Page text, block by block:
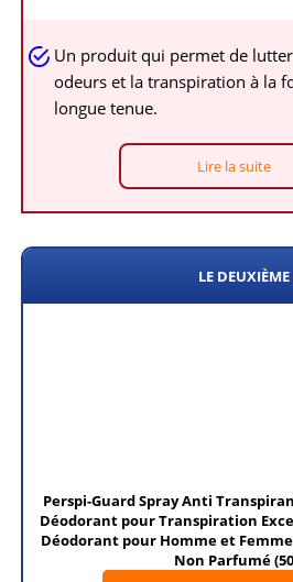
Un produit qui permet de
odeurs et la transpiration à la
longue tenue.
Lire la suite
LE
Perspi-Guard Spray Anti
Déodorant pour Transpiration
Déodorant pour Homme et Femme
Non Parfumé